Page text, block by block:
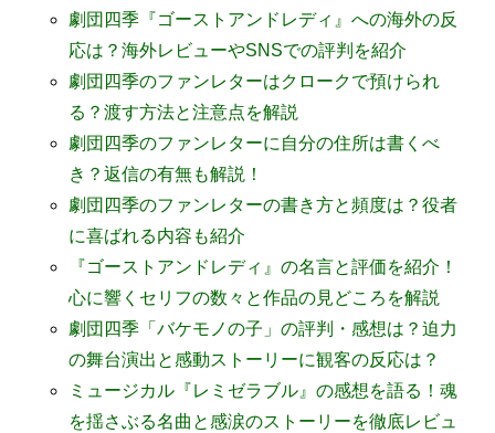
劇団四季『ゴーストアンドレディ』への海外の反
応は？海外レビューやSNSでの評判を紹介
劇団四季のファンレターはクロークで預けられ
る？渡す方法と注意点を解説
劇団四季のファンレターに自分の住所は書くべ
き？返信の有無も解説！
劇団四季のファンレターの書き方と頻度は？役者
に喜ばれる内容も紹介
『ゴーストアンドレディ』の名言と評価を紹介！
心に響くセリフの数々と作品の見どころを解説
劇団四季「バケモノの子」の評判・感想は？迫力
の舞台演出と感動ストーリーに観客の反応は？
ミュージカル『レミゼラブル』の感想を語る！魂
を揺さぶる名曲と感涙のストーリーを徹底レビュ